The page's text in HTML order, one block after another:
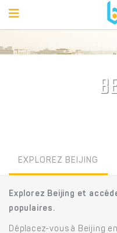
EXPLOREZ BEIJING
Explorez Beijing et
populaires.
Déplacez-vous à Beijing